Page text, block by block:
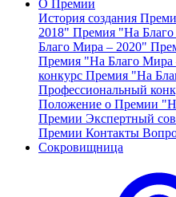
О Премии
История создания
2018" Премия "На
Благо Мира – 2020"
Премия "На Благо Мира
конкурс Премия "На
Профессиональный
Положение о Премии
Премии Экспертный
Премии Контакты
Сокровищница